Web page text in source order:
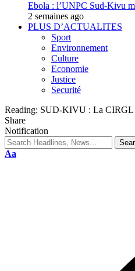
Ebola : l’UNPC Sud-Kivu
2 semaines ago
PLUS D’ACTUALITES
Sport
Environnement
Culture
Economie
Justice
Securité
Reading: SUD-KIVU : La CIRGL
Share
Notification
Aa